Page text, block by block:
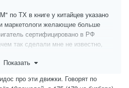
по ТХ в книге у китайцев указано
маркетологи желающие больше
сертифицировано в РФ
так сделали мне не известно,
пока он не разогрелся и в
ZS172FMM) движками через
Показать
про эти движки. Говорят по